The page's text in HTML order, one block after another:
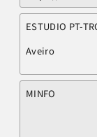
ESTUDIO PT-
Aveiro
MINFO